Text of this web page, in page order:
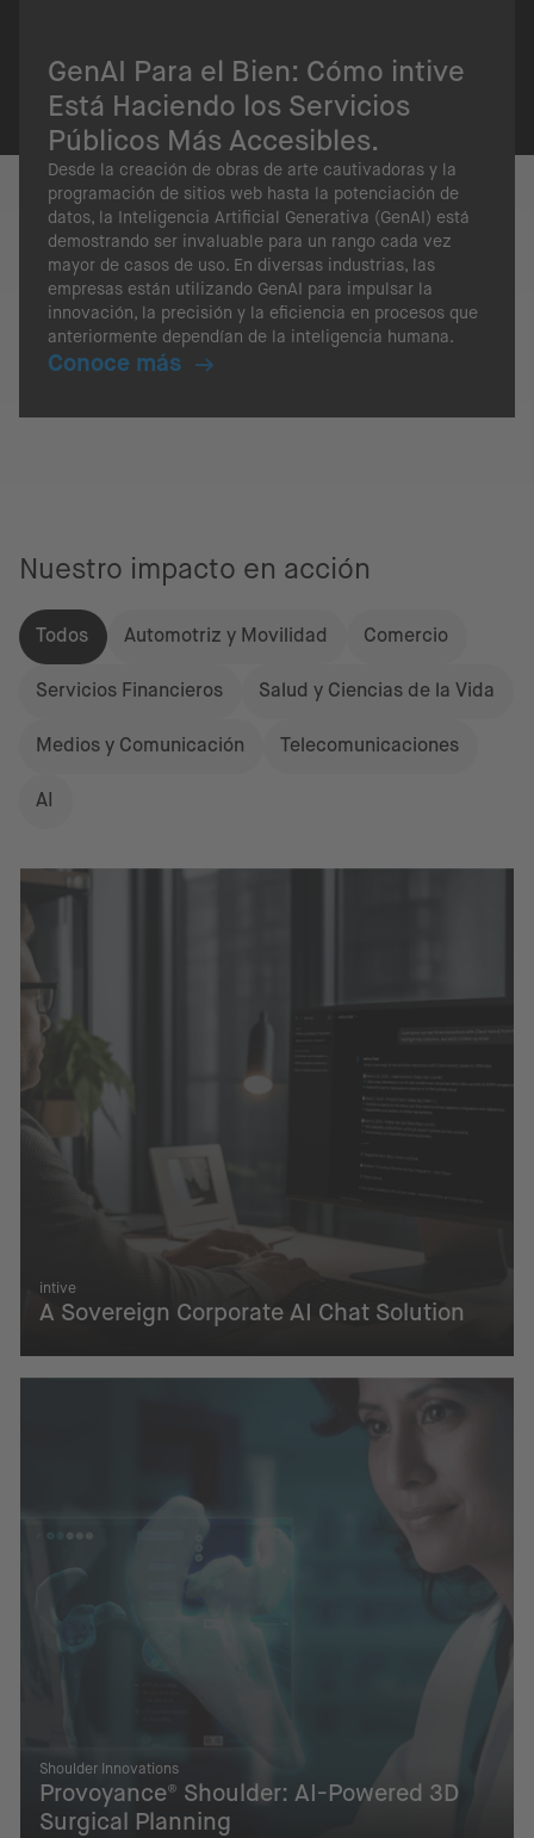
GenAI Para el Bien: Cómo intive
Está Haciendo los Servicios
Públicos Más Accesibles.
Desde la creación de obras de arte cautivadoras y la
programación de sitios web hasta la potenciación de
datos, la Inteligencia Artificial Generativa (GenAI) está
demostrando ser invaluable para un rango cada vez
mayor de casos de uso. En diversas industrias, las
empresas están utilizando GenAI para impulsar la
innovación, la precisión y la eficiencia en procesos que
anteriormente dependían de la inteligencia humana.
Conoce más
Nuestro impacto en acción
Todos Automotriz y Movilidad Comercio
Servicios Financieros Salud y Ciencias de la Vida
Medios y Comunicación Telecomunicaciones
AI
intive
A Sovereign Corporate AI Chat Solution
Shoulder Innovations
Provoyance® Shoulder: AI-Powered 3D
Surgical Planning